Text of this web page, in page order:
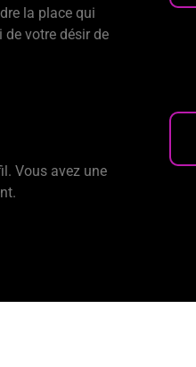
la place qui
de votre désir de
Vous avez une